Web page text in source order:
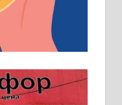
122 –
радова
и